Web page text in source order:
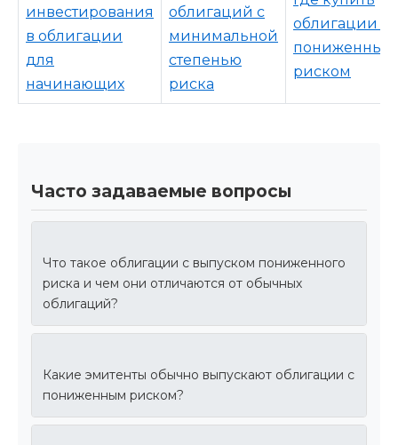
инвестирования
в облигации
для
начинающих
облигаций с
минимальной
степенью
риска
облигации с
пониженным
риском
Часто задаваемые вопросы
Что такое облигации с выпуском пониженного
риска и чем они отличаются от обычных
облигаций?
Какие эмитенты обычно выпускают облигации с
пониженным риском?